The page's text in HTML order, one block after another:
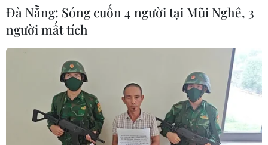
Đà Nẵng: Sóng cuốn 4 người tại Mũi Nghê, 3
người mất tích